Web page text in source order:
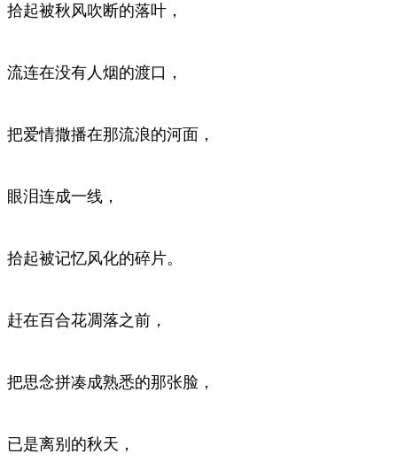
拾起被秋风吹断的落叶，
流连在没有人烟的渡口，
把爱情撒播在那流浪的河面，
眼泪连成一线，
拾起被记忆风化的碎片。
赶在百合花凋落之前，
把思念拼凑成熟悉的那张脸，
已是离别的秋天，